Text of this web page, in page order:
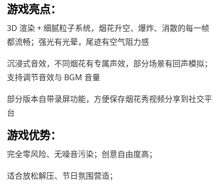
游戏亮点：
3D 渲染 + 细腻粒子系统，烟花升空、爆炸、消散的每一帧
都流畅；强光有光晕，尾迹有空气阻力感
沉浸式音效，不同烟花有专属声效，部分场景有回声模拟；
支持调节音效与 BGM 音量
部分版本自带录屏功能，方便保存烟花秀视频分享到社交平
台
游戏优势：
完全零风险、无噪音污染；创意自由度高；
适合放松解压、节日氛围营造；